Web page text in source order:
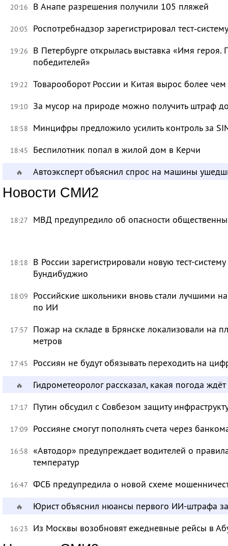
20:16 В Анапе разрешения получили 105 пляжей
20:05 Роспотребнадзор зарегистрировал
19:26
В Петербурге открылась выставка «Имя героя.
победителей»
19:22 Товарооборот России и Китая вырос более чем
19:10 За мусор на природе можно получить штраф
18:58 Минцифры предложило усилить контроль за
18:45 Беспилотник попал в жилой дом в Керчи
🔥 Автоэксперт объяснил спрос на машины
Новости СМИ2
18:27 МВД предупредило об опасности
18:18
В России зарегистрировали новую тест-
Бундибуджио
18:09
Российские школьники вновь стали лучшими
по ИИ
17:57
Пожар на складе в Брянске локализовали на
метров
17:45 Россиян не будут обязывать переходить на
🔥 Гидрометеоролог рассказал, какая погода
17:17 Путин обсудил с Совбезом защиту
17:09 Россияне смогут пополнять счета через
16:58 «Автодор» предупреждает водителей о
температур
16:47 ФСБ предупредила о новой схеме
🔥 Юрист объяснил нюансы первого ИИ-штрафа
16:23 Из Москвы возобновят ежедневные рейсы в